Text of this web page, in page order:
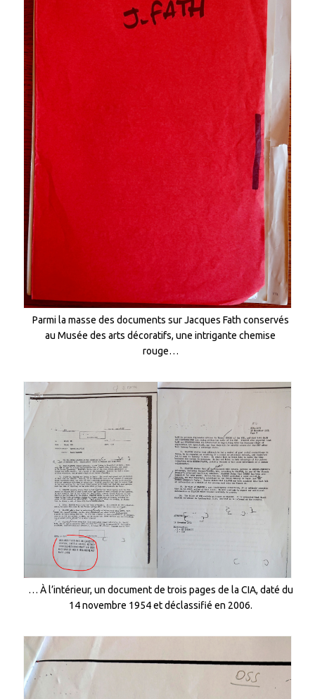
Parmi la masse des documents sur Jacques Fath conservés
au Musée des arts décoratifs, une intrigante chemise
rouge…
… À l’intérieur, un document de trois pages de la CIA, daté du
14 novembre 1954 et déclassifié en 2006.